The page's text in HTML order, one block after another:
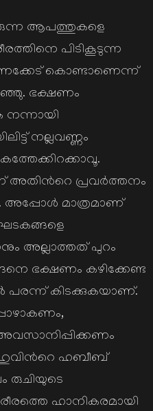
ആപത്തുകളെ
പിടികൂടുന്ന
കൊണ്ടാണെന്ന്
ഭക്ഷണം
നന്നായി
നല്ലവണ്ണം
അതിന്‍റെ പ്രവര്‍ത്തനം
അപ്പോള്‍ മാത്രമാണ്
അല്ലാത്തത് പുറം
ഭക്ഷണം കഴിക്കേണ്ട
പരന്ന് കിടക്കുകയാണ്.
ഹബീബ്
രുചിയുടെ
ഹാനികരമായി